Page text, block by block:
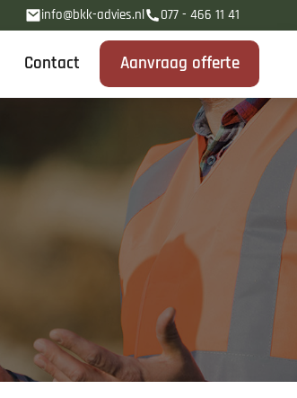
info@bkk-advies.nl 077 - 466 11 41
Contact Aanvraag offerte